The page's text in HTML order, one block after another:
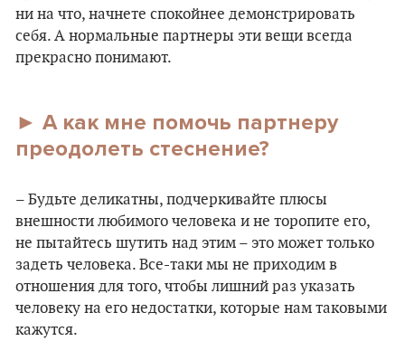
ни на что, начнете спокойнее демонстрировать
себя. А нормальные партнеры эти вещи всегда
прекрасно понимают.
► А как мне помочь партнеру
преодолеть стеснение?
– Будьте деликатны, подчеркивайте плюсы
внешности любимого человека и не торопите его,
не пытайтесь шутить над этим – это может только
задеть человека. Все-таки мы не приходим в
отношения для того, чтобы лишний раз указать
человеку на его недостатки, которые нам таковыми
кажутся.